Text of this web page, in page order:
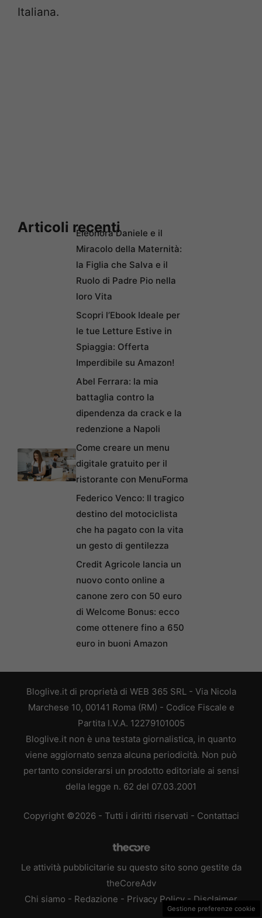
Italiana.
Articoli recentiEleonora Daniele e il
Miracolo della Maternità:
la Figlia che Salva e il
Ruolo di Padre Pio nella
loro Vita
Scopri l’Ebook Ideale per
le tue Letture Estive in
Spiaggia: Offerta
Imperdibile su Amazon!
Abel Ferrara: la mia
battaglia contro la
dipendenza da crack e la
redenzione a Napoli
Come creare un menu
digitale gratuito per il
ristorante con MenuForma
Federico Venco: Il tragico
destino del motociclista
che ha pagato con la vita
un gesto di gentilezza
Credit Agricole lancia un
nuovo conto online a
canone zero con 50 euro
di Welcome Bonus: ecco
come ottenere fino a 650
euro in buoni Amazon
Bloglive.it di proprietà di WEB 365 SRL - Via Nicola
Marchese 10, 00141 Roma (RM) - Codice Fiscale e
Partita I.V.A. 12279101005
Bloglive.it non è una testata giornalistica, in quanto
viene aggiornato senza alcuna periodicità. Non può
pertanto considerarsi un prodotto editoriale ai sensi
della legge n. 62 del 07.03.2001
Copyright ©2026 - Tutti i diritti riservati - Contattaci
Le attività pubblicitarie su questo sito sono gestite da
theCoreAdv
Chi siamo - Redazione - Privacy Policy - Disclaimer
Gestione preferenze cookie